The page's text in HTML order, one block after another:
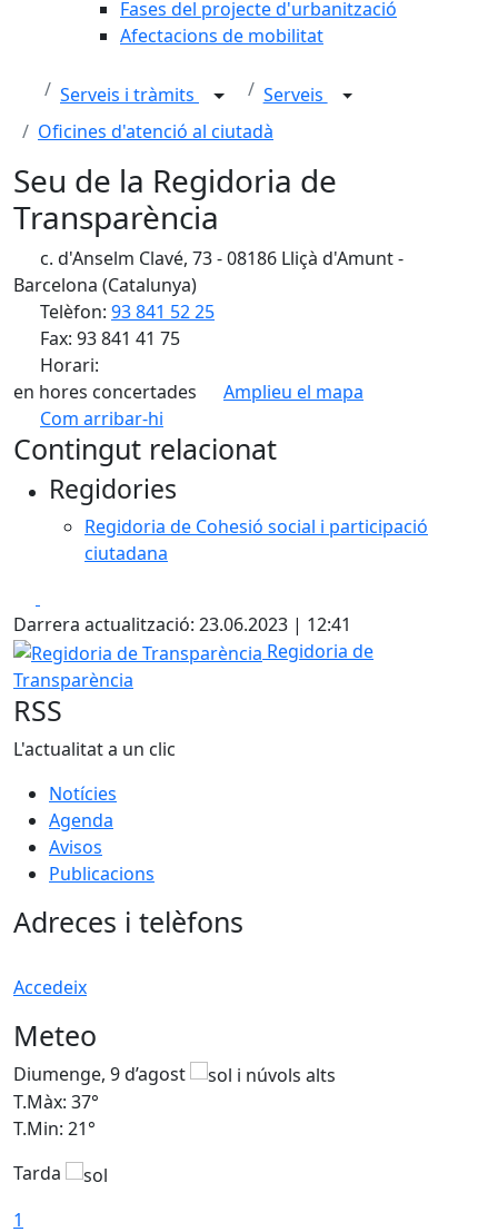
Fases del projecte d'urbanització
Afectacions de mobilitat
Serveis i tràmits
Serveis
Oficines d'atenció al ciutadà
Seu de la Regidoria de
Transparència
c. d'Anselm Clavé, 73 - 08186 Lliçà d'Amunt -
Barcelona (Catalunya)
Telèfon: 93 841 52 25
Fax: 93 841 41 75
Horari:
en hores concertades
Amplieu el mapa
Com arribar-hi
+
Contingut relacionat
Regidories
Regidoria de Cohesió social i participació
ciutadana
Darrera actualització: 23.06.2023 | 12:41
Regidoria de Transparència
Regidoria de
Transparència
RSS
L'actualitat a un clic
Notícies
Agenda
Avisos
Publicacions
Adreces i telèfons
Accedeix
Meteo
Diumenge, 9 d’agost
T.Màx: 37°
T.Min: 21°
Tarda
1